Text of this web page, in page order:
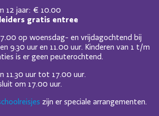
12 jaar: € 10.00
gratis entree
op woensdag- en vrijdagochtend bij
9.30 uur en 11.00 uur. Kinderen van 1 t/m
is er geen peuterochtend.
11.30 uur tot 17.00 uur.
om 17.00 uur.
zijn er speciale arrangementen.